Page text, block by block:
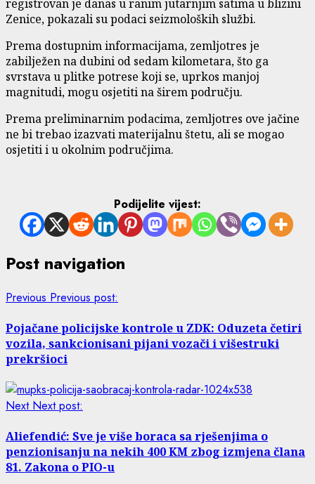
registrovan je danas u ranim jutarnjim satima u blizini
Zenice, pokazali su podaci seizmoloških službi.
Prema dostupnim informacijama, zemljotres je
zabilježen na dubini od sedam kilometara, što ga
svrstava u plitke potrese koji se, uprkos manjoj
magnitudi, mogu osjetiti na širem području.
Prema preliminarnim podacima, zemljotres ove jačine
ne bi trebao izazvati materijalnu štetu, ali se mogao
osjetiti i u okolnim područjima.
Podijelite vijest:
Post navigation
Previous Previous post:
Pojačane policijske kontrole u ZDK: Oduzeta četiri
vozila, sankcionisani pijani vozači i višestruki
prekršioci
Next Next post:
Aliefendić: Sve je više boraca sa rješenjima o
penzionisanju na nekih 400 KM zbog izmjena člana
81. Zakona o PIO-u